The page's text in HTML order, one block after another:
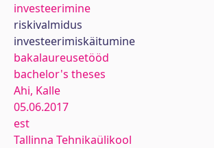
investeerimine
riskivalmidus
investeerimiskäitumine
bakalaureusetööd
bachelor's theses
Ahi, Kalle
05.06.2017
est
Tallinna Tehnikaülikool